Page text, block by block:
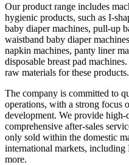
Our product range includes
hygienic products, such as I-
baby diaper machines, pull-up
waistband baby diaper
napkin machines, panty liner
disposable breast pad
raw materials for these products.
The company is committed to
operations, with a strong focus
development. We provide
comprehensive after-sales
only sold within the domestic
international markets, including
more.